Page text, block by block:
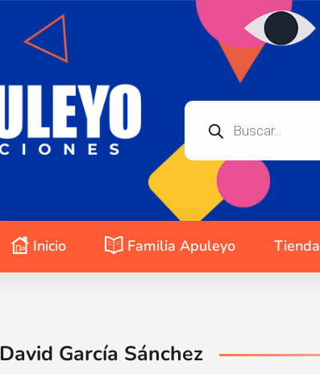
Inicio Familia Apuleyo Tienda
David García Sánchez